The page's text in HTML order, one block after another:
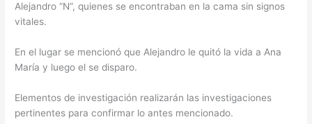
Alejandro “N”, quienes se encontraban en la cama sin signos
vitales.
En el lugar se mencionó que Alejandro le quitó la vida a Ana
María y luego el se disparo.
Elementos de investigación realizarán las investigaciones
pertinentes para confirmar lo antes mencionado.